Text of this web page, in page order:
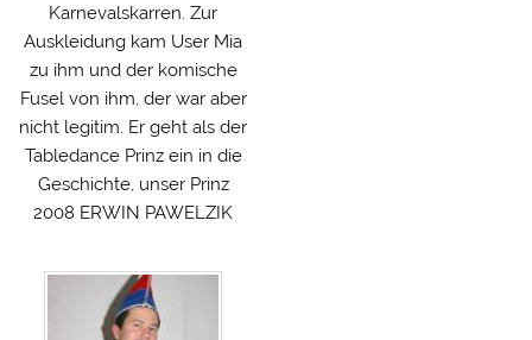
Karnevalskarren. Zur
Auskleidung kam User Mia
zu ihm und der komische
Fusel von ihm, der war aber
nicht legitim. Er geht als der
Tabledance Prinz ein in die
Geschichte, unser Prinz
2008 ERWIN PAWELZIK